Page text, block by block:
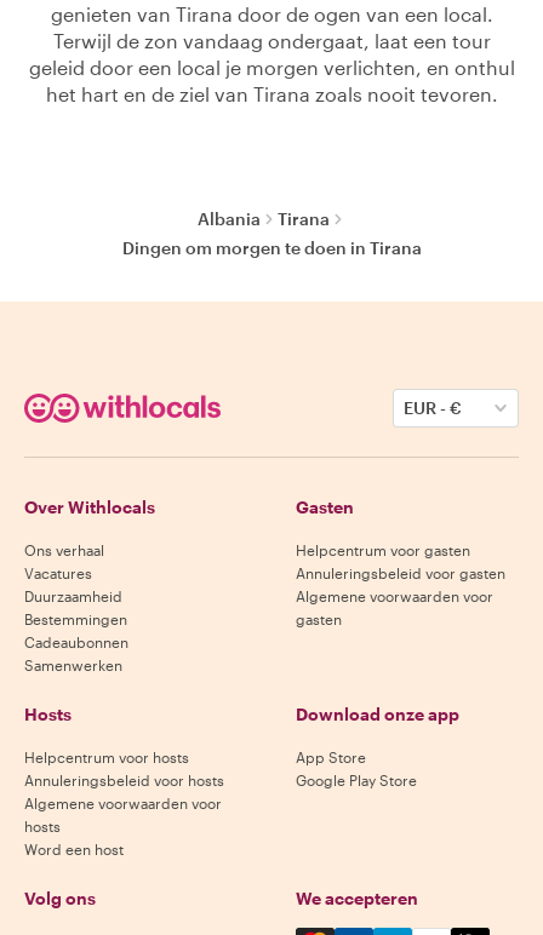
genieten van Tirana door de ogen van een local.
Terwijl de zon vandaag ondergaat, laat een tour
geleid door een local je morgen verlichten, en onthul
het hart en de ziel van Tirana zoals nooit tevoren.
Albania
Tirana
Dingen om morgen te doen in Tirana
EUR-€
Over Withlocals
Ons verhaal
Vacatures
Duurzaamheid
Bestemmingen
Cadeaubonnen
Samenwerken
Gasten
Helpcentrum voor gasten
Annuleringsbeleid voor gasten
Algemene voorwaarden voor
gasten
Hosts
Helpcentrum voor hosts
Annuleringsbeleid voor hosts
Algemene voorwaarden voor
hosts
Word een host
Download onze app
App Store
Google Play Store
Volg ons We accepteren